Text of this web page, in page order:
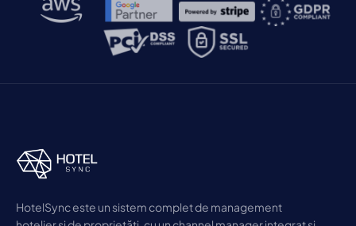
HotelSync este un sistem complet de management